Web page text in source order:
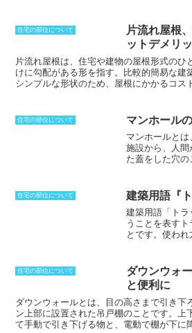
つである「切
ており、和風
る。「寄棟屋
で、世界中で
は名前の通り傾
ンプルな構造
る。「陸屋根」
クリート造で
観となり、屋
他、和風、洋風
な屋根形状が存
住宅の部位について
片流れ屋根
ットデメリ
片流れ屋根は、住宅や建物の屋根形式のひ
けに勾配がある形を指す。比較的簡易な建
シンプルな形状のため、屋根にかかるコス
め、スタイリッシュな外見として和モダン
る。従来は比較的小さな建物や物置などで
根のデメリットは、雨どいへの負担が大き
雨水が屋根を伝って隙間に浸入しやすいこ
住宅の部位について マンホール
マンホールと
施設から、人間
た蓋をした穴の
付けられている
ホールと呼ぶこ
の他にも、地
ケーブルの点
ます。人が入
してあります
蓋がついている
な物が作られ、
どもあります
てもマンホー
プが付けられ
住宅の部位について 建築用語『
建築用語「トラ
うことを表す
とです。使わ
パレルでもフ
よく使われま
ンスタイルのこ
ラッドという
ます。アメリカ
ラッドが使わ
住宅の部位について
ダウンウォ
と便利に
ダウンウォールとは、目の高さまで引き下
ン上部に設置された吊戸棚のことです。上
て手動で引き下げる物と、電動で棚が下に